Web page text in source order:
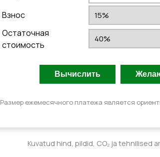
Взнос
Остаточная
стоимость
Размер ежемесячного платежа является
Kuvatud hind, pildid, CO₂ ja tehnilised